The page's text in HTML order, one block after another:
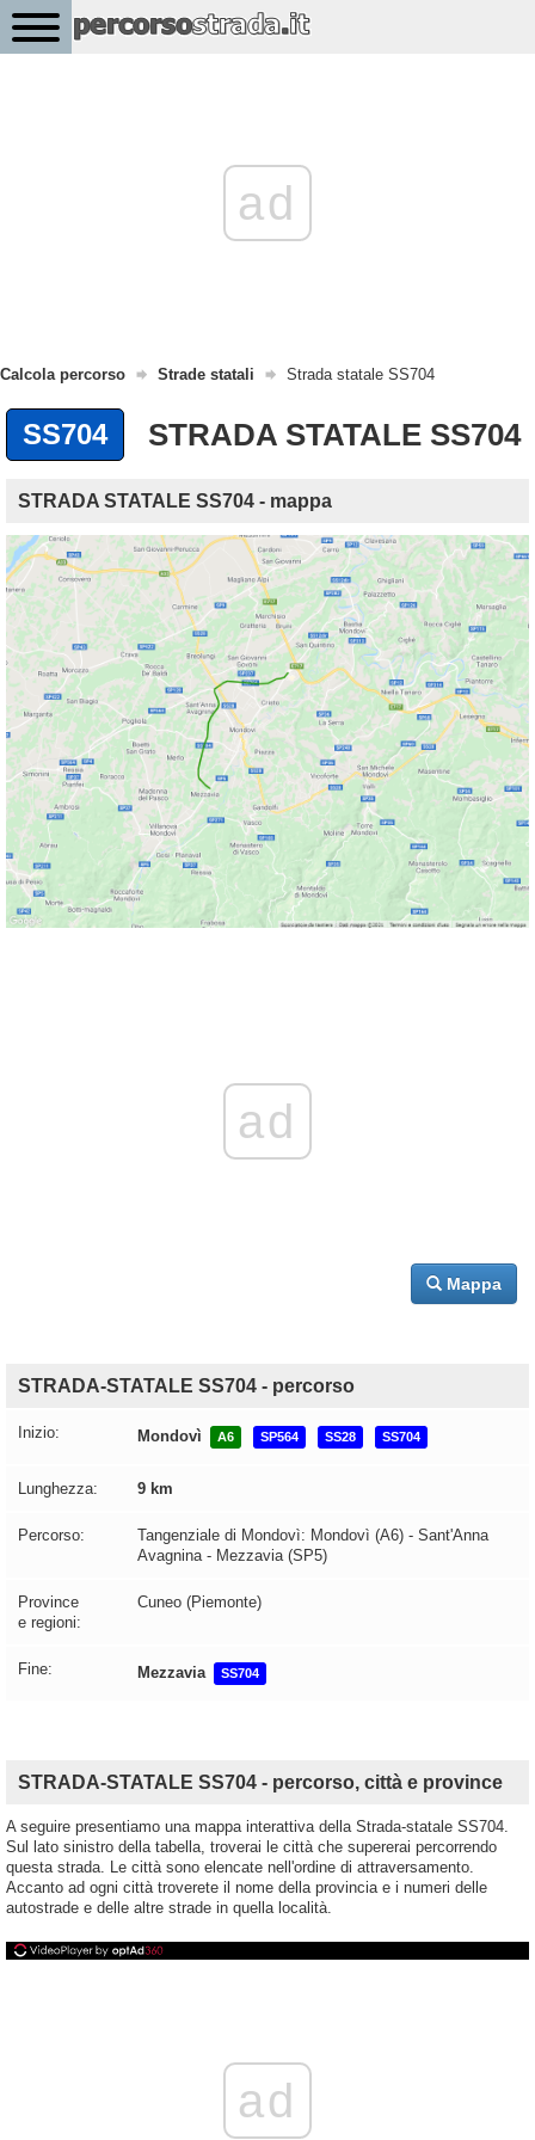
ad
Calcola percorso Strade statali Strada statale SS704
SS704 STRADA STATALE SS704
STRADA STATALE SS704 - mappa
ad
Mappa
STRADA-STATALE SS704 - percorso
Inizio: Mondovì A6 SP564 SS28 SS704
Lunghezza: 9 km
Percorso:
Tangenziale di Mondovì: Mondovì (A6) - Sant'Anna
Avagnina - Mezzavia (SP5)
Province
e regioni:
Cuneo (Piemonte)
Fine: Mezzavia SS704
STRADA-STATALE SS704 - percorso, città e province
A seguire presentiamo una mappa interattiva della Strada-statale SS704.
Sul lato sinistro della tabella, troverai le città che supererai percorrendo
questa strada. Le città sono elencate nell'ordine di attraversamento.
Accanto ad ogni città troverete il nome della provincia e i numeri delle
autostrade e delle altre strade in quella località.
ad